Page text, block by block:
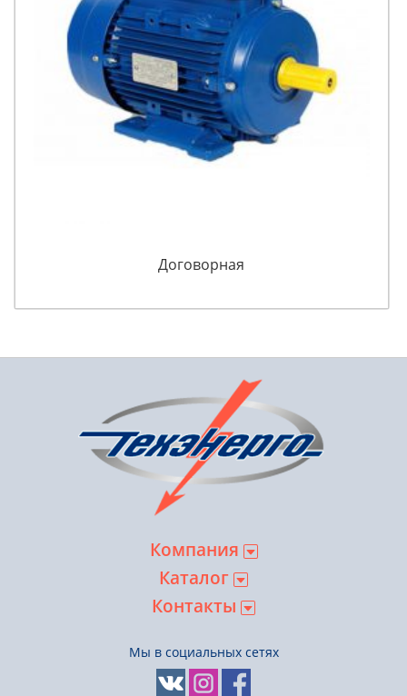
Договорная
Компания
Каталог
Контакты
Мы в социальных сетях